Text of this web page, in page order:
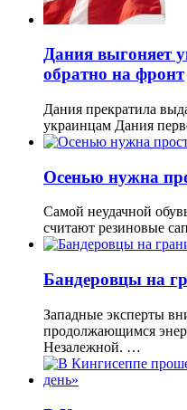
Дания выгоняет
обратно на фронт
Дания прекратила
украинцам Дания
Осенью нужна
Самой неудачной
считают резиновые
Бандеровцы на
Западные эксперты
продолжающимся
Незалежной. …